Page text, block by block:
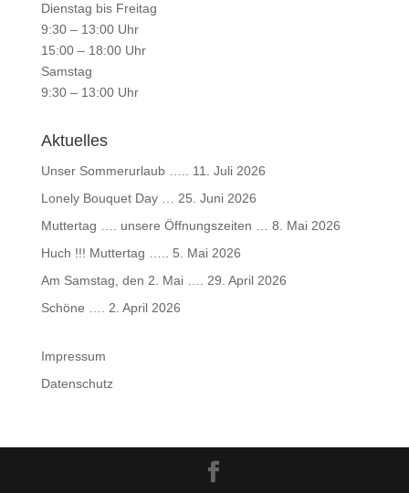
Dienstag bis Freitag
9:30 – 13:00 Uhr
15:00 – 18:00 Uhr
Samstag
9:30 – 13:00 Uhr
Aktuelles
Unser Sommerurlaub …..
11. Juli 2026
Lonely Bouquet Day …
25. Juni 2026
Muttertag …. unsere Öffnungszeiten …
8. Mai 2026
Huch !!! Muttertag …..
5. Mai 2026
Am Samstag, den 2. Mai ….
29. April 2026
Schöne ….
2. April 2026
Impressum
Datenschutz